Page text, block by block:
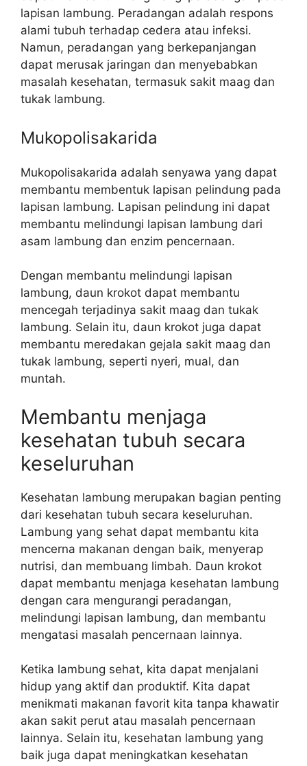
lapisan lambung. Peradangan adalah respons
alami tubuh terhadap cedera atau infeksi.
Namun, peradangan yang berkepanjangan
dapat merusak jaringan dan menyebabkan
masalah kesehatan, termasuk sakit maag dan
tukak lambung.
Mukopolisakarida
Mukopolisakarida adalah senyawa yang dapat
membantu membentuk lapisan pelindung pada
lapisan lambung. Lapisan pelindung ini dapat
membantu melindungi lapisan lambung dari
asam lambung dan enzim pencernaan.
Dengan membantu melindungi lapisan
lambung, daun krokot dapat membantu
mencegah terjadinya sakit maag dan tukak
lambung. Selain itu, daun krokot juga dapat
membantu meredakan gejala sakit maag dan
tukak lambung, seperti nyeri, mual, dan
muntah.
Membantu menjaga
kesehatan tubuh secara
keseluruhan
Kesehatan lambung merupakan bagian penting
dari kesehatan tubuh secara keseluruhan.
Lambung yang sehat dapat membantu kita
mencerna makanan dengan baik, menyerap
nutrisi, dan membuang limbah. Daun krokot
dapat membantu menjaga kesehatan lambung
dengan cara mengurangi peradangan,
melindungi lapisan lambung, dan membantu
mengatasi masalah pencernaan lainnya.
Ketika lambung sehat, kita dapat menjalani
hidup yang aktif dan produktif. Kita dapat
menikmati makanan favorit kita tanpa khawatir
akan sakit perut atau masalah pencernaan
lainnya. Selain itu, kesehatan lambung yang
baik juga dapat meningkatkan kesehatan